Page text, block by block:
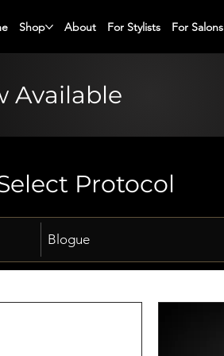
Shop About For Stylists For Salons
Available
Protocol
Blogue